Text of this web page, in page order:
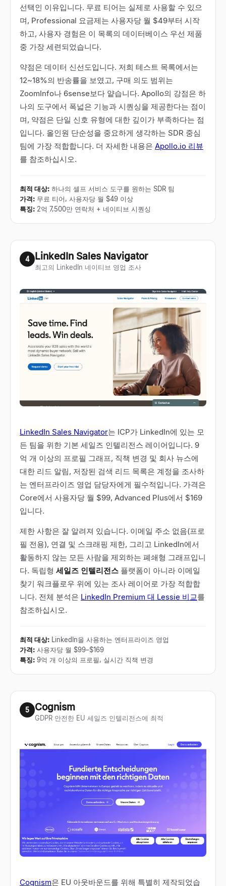
선택인 이유입니다. 무료 티어는 실제로 사용할 수 있으
며, Professional 요금제는 사용자당 월 $49부터 시작
하고, 사용자 경험은 이 목록의 데이터베이스 우선 제품
중 가장 세련되었습니다.
약점은 데이터 신선도입니다. 저희 테스트 목록에서는
12~18%의 반송률을 보였고, 구매 의도 범위는
ZoomInfo나 6sense보다 얕습니다. Apollo의 강점은 하
나의 도구에서 폭넓은 기능과 시퀀싱을 제공한다는 점이
며, 약점은 단일 신호 유형에 대한 깊이가 부족하다는 점
입니다. 올인원 단순성을 중요하게 생각하는 SDR 중심
팀에 가장 적합합니다. 더 자세한 내용은 Apollo.io 리뷰
를 참조하십시오.
최적 대상: 하나의 셀프 서비스 도구를 원하는 SDR 팀
가격: 무료 티어, 사용자당 월 $49 이상
특징: 2억 7,500만 연락처 + 네이티브 시퀀싱
4 LinkedIn Sales Navigator
최고의 LinkedIn 네이티브 영업 조사
LinkedIn Sales Navigator는 ICP가 LinkedIn에 있는 모
든 팀을 위한 기본 세일즈 인텔리전스 레이어입니다. 9
억 개 이상의 프로필 그래프, 직책 변경 및 회사 뉴스에
대한 리드 알림, 저장된 검색 리드 목록은 계정을 조사하
는 엔터프라이즈 영업 담당자에게 필수적입니다. 가격은
Core에서 사용자당 월 $99, Advanced Plus에서 $169
입니다.
제한 사항은 잘 알려져 있습니다. 이메일 주소 없음(프로
필 전용), 연결 및 스크래핑 제한, 그리고 LinkedIn에서
활동하지 않는 모든 사람을 제외하는 폐쇄형 그래프입니
다. 독립형 세일즈 인텔리전스 플랫폼이 아니라 이메일
찾기 워크플로우 위에 있는 조사 레이어로 가장 적합합
니다. 전체 분석은 LinkedIn Premium 대 Lessie 비교를
참조하십시오.
최적 대상: LinkedIn을 사용하는 엔터프라이즈 영업
가격: 사용자당 월 $99–$169
특징: 9억 개 이상의 프로필, 실시간 직책 변경
5 Cognism
GDPR 안전한 EU 세일즈 인텔리전스에 최적
Cognism은 EU 아웃바운드를 위해 특별히 제작되었습